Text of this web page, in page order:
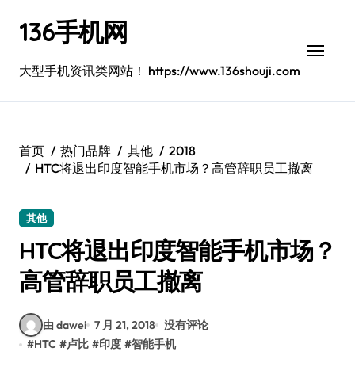
136手机网
大型手机资讯类网站！ https://www.136shouji.com
首页 热门品牌 其他
2018
HTC将退出印度智能手机市场？高管辞职员工撤离
其他
HTC将退出印度智能手机市场？
高管辞职员工撤离
由 dawei 7 月 21, 2018 没有评论
#HTC #卢比 #印度 #智能手机